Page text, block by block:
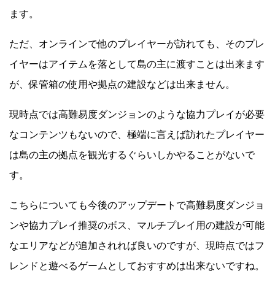
ます。
ただ、オンラインで他のプレイヤーが訪れても、そのプレ
イヤーはアイテムを落として島の主に渡すことは出来ます
が、保管箱の使用や拠点の建設などは出来ません。
現時点では高難易度ダンジョンのような協力プレイが必要
なコンテンツもないので、極端に言えば訪れたプレイヤー
は島の主の拠点を観光するぐらいしかやることがないで
す。
こちらについても今後のアップデートで高難易度ダンジョ
ンや協力プレイ推奨のボス、マルチプレイ用の建設が可能
なエリアなどが追加されれば良いのですが、現時点ではフ
レンドと遊べるゲームとしておすすめは出来ないですね。